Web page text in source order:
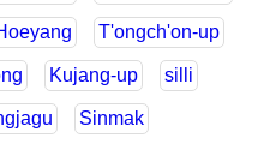
T'ongch'on-up
Kujang-up silli
Sinmak